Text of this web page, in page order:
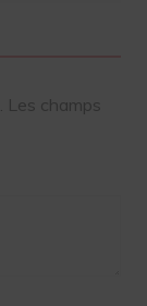
Les champs